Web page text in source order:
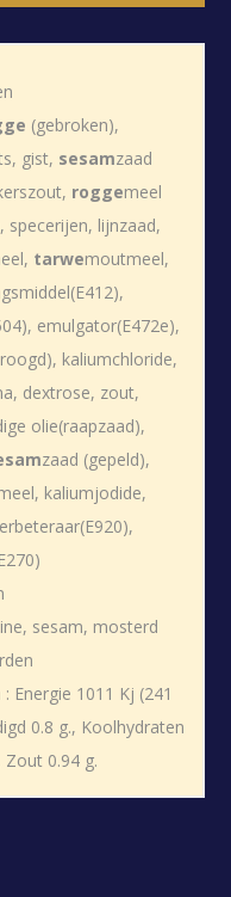
(gebroken),
gist, sesamzaad
roggemeel
specerijen, lijnzaad,
tarwemoutmeel,
emulgator(E472e),
kaliumchloride,
dextrose, zout,
olie(raapzaad),
zaad (gepeld),
kaliumjodide,
sesam, mosterd
Energie 1011 Kj (241
0.8 g., Koolhydraten
Zout 0.94 g.